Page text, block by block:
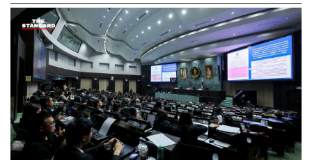
นโยบาย ‘Banking for Thais’ (ให้สินเชื่อดอกเบี้ยต่ำและ
แก้ปัญหาหนี้สินประชาชน) ซึ่งใช้วงเงินประมาณ 7.5
พันล้านบาทต่อปีเพื่อ ‘แก้หนี้ประชาชนแบบยั่งยืนผ่าน
สินเชื่อดอกเบี้ยต่ำ’ น่าจะไม่มีความยั่งยืนเพราะไม่ได้แก้
ปัญหาหนี้ที่ต้นเหตุ
ทั้งนี้ หากพรรคกล้าธรรมต้องการให้มีการให้สินเชื่อ ควรใช้
กลไกของธนาคารพาณิชย์ โดยรัฐอาจช่วยประกันสินเชื่อเพื่อ
ให้ได้อัตราดอกเบี้ยที่ลดลง